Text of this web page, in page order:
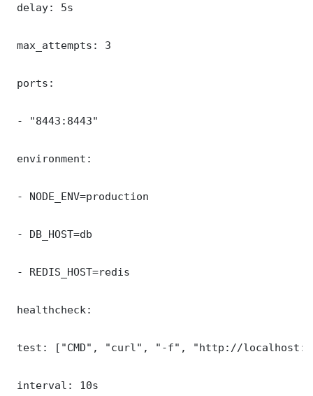
delay: 5s
max_attempts: 3
ports:
- "8443:8443"
environment:
- NODE_ENV=production
- DB_HOST=db
- REDIS_HOST=redis
healthcheck:
test: ["CMD", "curl", "-f", "http://
interval: 10s